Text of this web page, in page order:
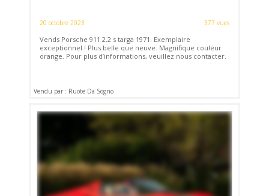
20 octobre 2023 377 vues
Vends Porsche 911 2.2 s targa 1971. Exemplaire
exceptionnel ! Plus belle que neuve. Magnifique couleur
orange. Pour plus d’informations, veuillez nous contacter.
Vendu par : Ruote Da Sogno